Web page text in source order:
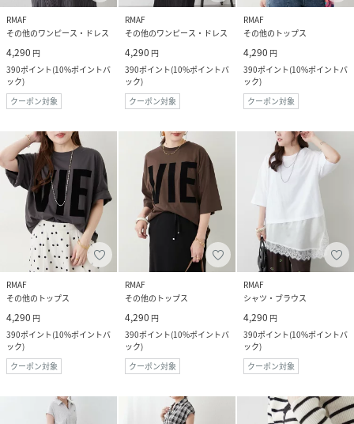
RMAF
その他のワンピース・ドレス
4,290 円
390ポイント(10%ポイントバ
ック)
クーポン対象
RMAF
その他のワンピース・ドレス
4,290 円
390ポイント(10%ポイントバ
ック)
クーポン対象
RMAF
その他のトップス
4,290 円
390ポイント(10%ポイントバ
ック)
クーポン対象
RMAF
その他のトップス
4,290 円
390ポイント(10%ポイントバ
ック)
クーポン対象
RMAF
その他のトップス
4,290 円
390ポイント(10%ポイントバ
ック)
クーポン対象
RMAF
シャツ・ブラウス
4,290 円
390ポイント(10%ポイントバ
ック)
クーポン対象